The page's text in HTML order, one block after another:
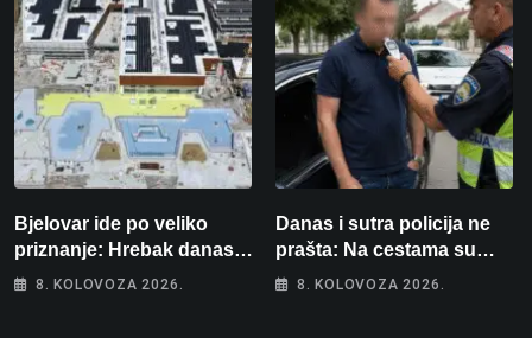
Bjelovar ide po veliko
priznanje: Hrebak danas u
Parizu predstavlja
8. KOLOVOZA 2026.
Danas i sutra policija ne
prašta: Na cestama su
posebno na meti ovi
8. KOLOVOZA 2026.